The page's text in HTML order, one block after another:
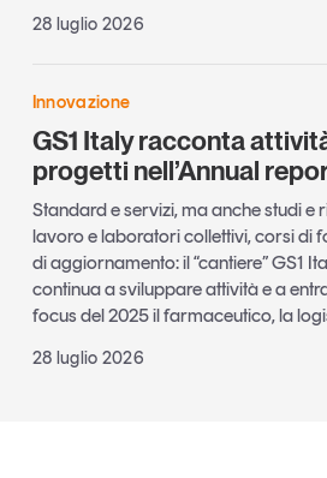
28 luglio 2026
Innovazione
GS1 Italy racconta
progetti nell’Annual
Standard e servizi, ma anche studi e
lavoro e laboratori collettivi, corsi di
di aggiornamento: il “cantiere” GS1
continua a sviluppare attività e a
focus del 2025 il farmaceutico, la
28 luglio 2026